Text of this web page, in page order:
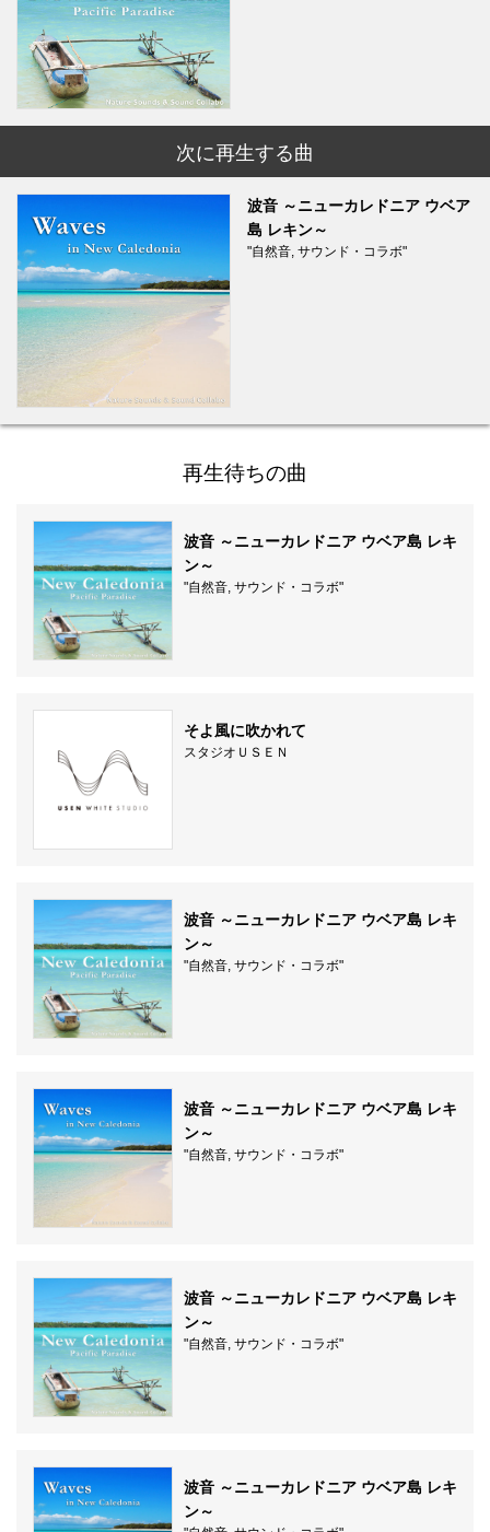
次に再生する曲
波音 ～ニューカレドニア ウベア
島 レキン～
"自然音, サウンド・コラボ"
再生待ちの曲
波音 ～ニューカレドニア ウベア島 レキ
ン～
"自然音, サウンド・コラボ"
そよ風に吹かれて
スタジオＵＳＥＮ
波音 ～ニューカレドニア ウベア島 レキ
ン～
"自然音, サウンド・コラボ"
波音 ～ニューカレドニア ウベア島 レキ
ン～
"自然音, サウンド・コラボ"
波音 ～ニューカレドニア ウベア島 レキ
ン～
"自然音, サウンド・コラボ"
波音 ～ニューカレドニア ウベア島 レキ
ン～